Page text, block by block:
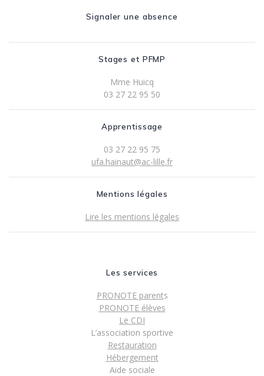
Signaler une absence
Stages et PFMP
Mme Huicq
03 27 22 95 50
Apprentissage
03 27 22 95 75
ufa.hainaut@ac-lille.fr
Mentions légales
Lire les mentions légales
Les services
PRONOTE parents
PRONOTE élèves
Le CDI
L’association sportive
Restauration
Hébergement
Aide sociale